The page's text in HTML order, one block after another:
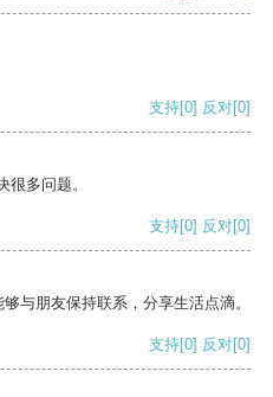
支持[0] 反对[0]
多问题。
支持[0] 反对[0]
与朋友保持联系，分享生活点滴。
支持[0] 反对[0]